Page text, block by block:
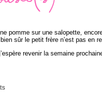
pomme sur une salopette,
sûr le petit frère n’est pas en
revenir la semaine